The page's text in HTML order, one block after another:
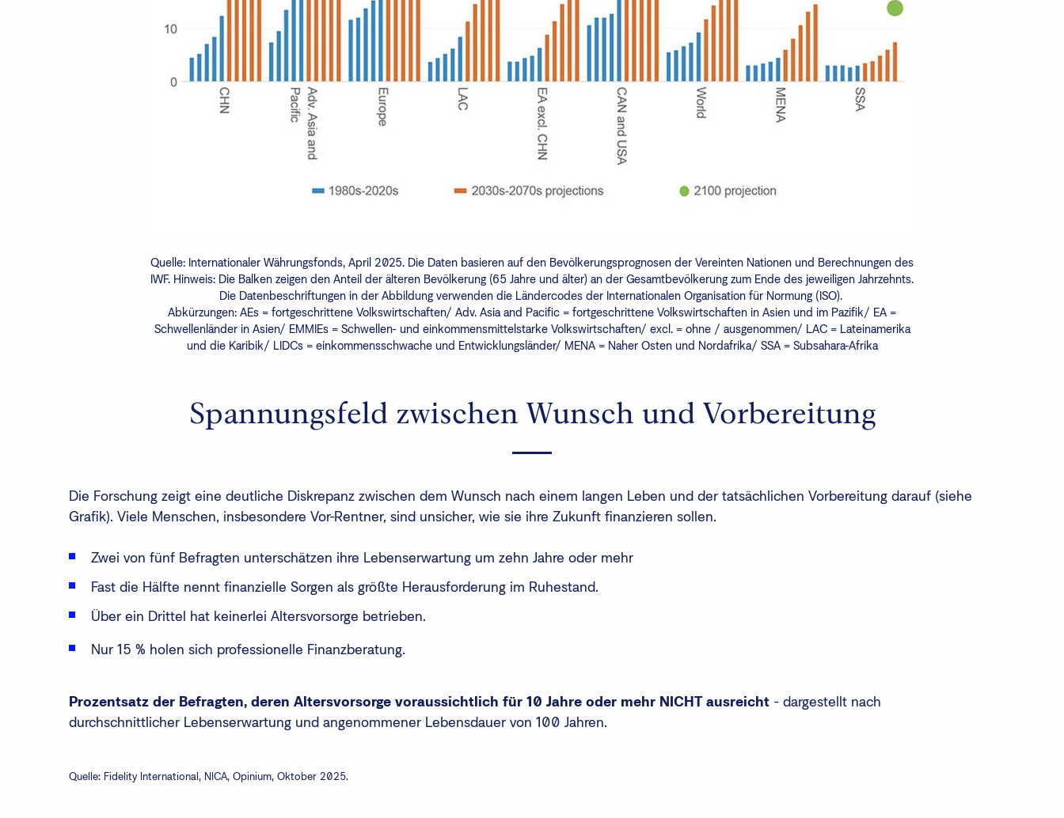
Quelle: Internationaler Währungsfonds, April 2025. Die Daten basieren auf den Bevölkerungsprognosen der Vereinten Nationen und Berechnungen des
IWF. Hinweis: Die Balken zeigen den Anteil der älteren Bevölkerung (65 Jahre und älter) an der Gesamtbevölkerung zum Ende des jeweiligen Jahrzehnts.
Die Datenbeschriftungen in der Abbildung verwenden die Ländercodes der Internationalen Organisation für Normung (ISO).
Abkürzungen: AEs = fortgeschrittene Volkswirtschaften/ Adv. Asia and Pacific = fortgeschrittene Volkswirtschaften in Asien und im Pazifik/ EA =
Schwellenländer in Asien/ EMMIEs = Schwellen- und einkommensmittelstarke Volkswirtschaften/ excl. = ohne / ausgenommen/ LAC = Lateinamerika
und die Karibik/ LIDCs = einkommensschwache und Entwicklungsländer/ MENA = Naher Osten und Nordafrika/ SSA = Subsahara-Afrika
Spannungsfeld zwischen Wunsch und Vorbereitung
Die Forschung zeigt eine deutliche Diskrepanz zwischen dem Wunsch nach einem langen Leben und der tatsächlichen Vorbereitung darauf (siehe
Grafik). Viele Menschen, insbesondere Vor-Rentner, sind unsicher, wie sie ihre Zukunft finanzieren sollen.
Zwei von fünf Befragten unterschätzen ihre Lebenserwartung um zehn Jahre oder mehr
Fast die Hälfte nennt finanzielle Sorgen als größte Herausforderung im Ruhestand.
Über ein Drittel hat keinerlei Altersvorsorge betrieben.
Nur 15 % holen sich professionelle Finanzberatung.
Prozentsatz der Befragten, deren Altersvorsorge voraussichtlich für 10 Jahre oder mehr NICHT ausreicht - dargestellt nach
durchschnittlicher Lebenserwartung und angenommener Lebensdauer von 100 Jahren.
Quelle: Fidelity International, NICA, Opinium, Oktober 2025.